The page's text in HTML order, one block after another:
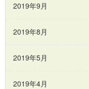
2019年9月
2019年8月
2019年5月
2019年4月